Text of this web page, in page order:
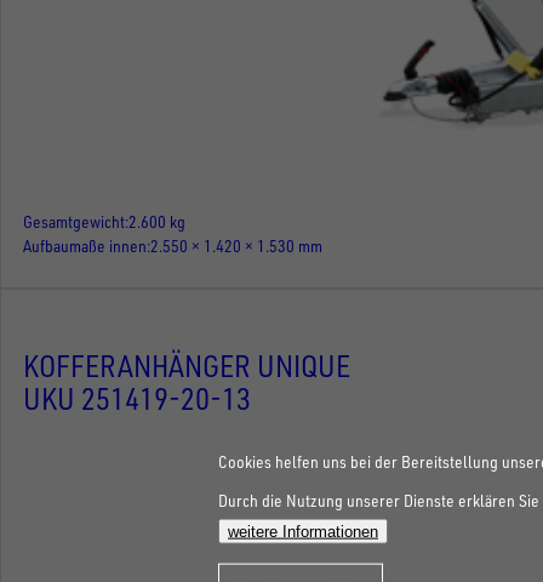
Gesamtgewicht 2.600 kg
Aufbaumaße innen 2.550 × 1.420 × 1.530 mm
KOFFERANHÄNGER UNIQUE
UKU 251419-20-13
Cookies helfen uns bei der Bereitstellung
Durch die Nutzung unserer Dienste erklären
weitere Informationen